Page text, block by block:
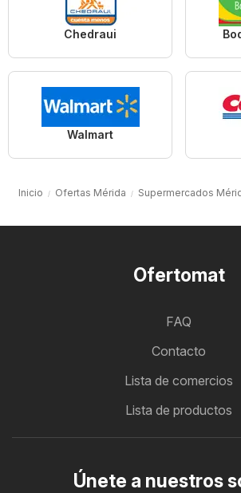
Chedraui
Walmart
Inicio Ofertas Mérida Supermercados
Ofertomat
FAQ
Contacto
Lista de comercios
Lista de productos
Únete a nuestros